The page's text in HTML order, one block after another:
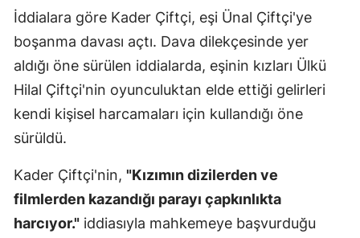
İddialara göre Kader Çiftçi, eşi Ünal Çiftçi'ye
boşanma davası açtı. Dava dilekçesinde yer
aldığı öne sürülen iddialarda, eşinin kızları Ülkü
Hilal Çiftçi'nin oyunculuktan elde ettiği gelirleri
kendi kişisel harcamaları için kullandığı öne
sürüldü.
Kader Çiftçi'nin, "Kızımın dizilerden ve
filmlerden kazandığı parayı çapkınlıkta
harcıyor." iddiasıyla mahkemeye başvurduğu